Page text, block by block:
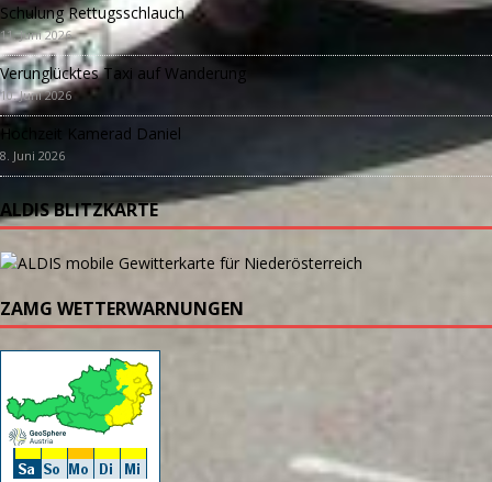
Schulung Rettugsschlauch
11. Juni 2026
Verunglücktes Taxi auf Wanderung
10. Juni 2026
Hochzeit Kamerad Daniel
8. Juni 2026
ALDIS BLITZKARTE
ZAMG WETTERWARNUNGEN